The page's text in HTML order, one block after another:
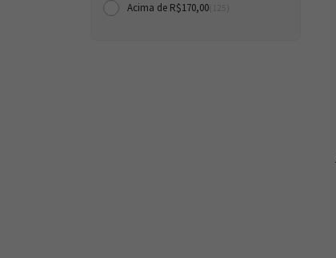
Acima de R$170,00